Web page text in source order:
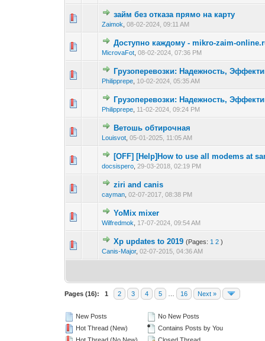
займ без отказа прямо на карту
Zaimok ,08-02-2024, 09:11 AM
0 Vote(s) - 0 out
Доступно каждому - mikro-zaim-
MicrovaFot ,08-02-2024, 07:36 PM
0 Vote(s) - 0 out 1
Грузоперевозки: Надежность,
Philipprepe 10-02-2024, 05:35 AM
0 Vote(s) - 0 out 1
Грузоперевозки: Надежность,
Philipprepe 11-02-2024, 09:24 PM
0 Vote(s) - 0 out 1
Ветошь обтирочная
Louisvot ,05-01-2025, 11:05 AM
[OFF] [Help]How to use all modems at
docsispero ,29-03-2018, 02:19 PM
0 Vote(s) - 0 out 1
ziri and canis
cayman ,02-07-2017, 08:38 PM
YoMix mixer
Wilfredmok 17-07-2024, 09:54 AM
Xp updates to 2019 (Pages: 1 2 )
Canis-Major,02-07-2015, 04:36 AM
0 Vote(s) - 0 out
Pages (16): 1 2 3 4 5 16 Next »
New Posts
Hot Thread (New)
No New Posts
Contains Posts by You